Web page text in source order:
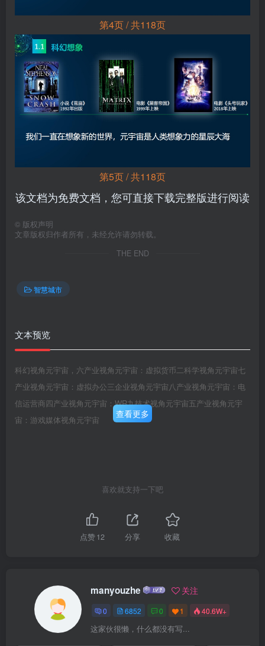
第4页 / 共118页
第5页 / 共118页
该文档为免费文档，您可直接下载完整版进行阅读
© 版权声明
文章版权归作者所有，未经允许请勿转载。
THE END
智慧城市
文本预览
科幻视角元宇宙，六产业视角元宇宙：虚拟货币二科学视角元宇宙七
产业视角元宇宙：虚拟办公三企业视角元宇宙八产业视角元宇宙：电
信运营商四产业视角元宇宙：WR九技术视角元宇宙五产业视角元宇
宙：游戏媒体视角元宇宙
查看更多
喜欢就支持一下吧
点赞12 分享 收藏
manyouzhe 关注
0 6852 0 1 40.6W+
这家伙很懒，什么都没有写...